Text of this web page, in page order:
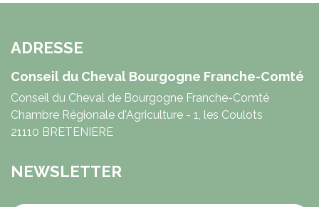
ADRESSE
Conseil du Cheval Bourgogne Franche-Comté
Conseil du Cheval de Bourgogne Franche-Comté
Chambre Régionale d'Agriculture - 1, les Coulots
21110 BRETENIERE
NEWSLETTER